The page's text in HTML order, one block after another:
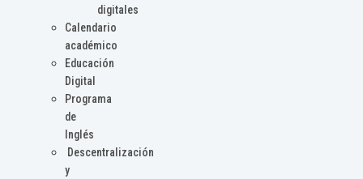
digitales
Calendario
académico
Educación
Digital
Programa
de
Inglés
Descentralización
y